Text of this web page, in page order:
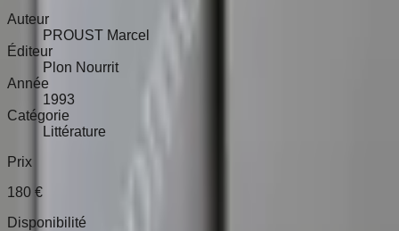
Auteur
PROUST Marcel
Éditeur
Plon Nourrit
Année
1993
Catégorie
Littérature
Prix
180 €
Disponibilité